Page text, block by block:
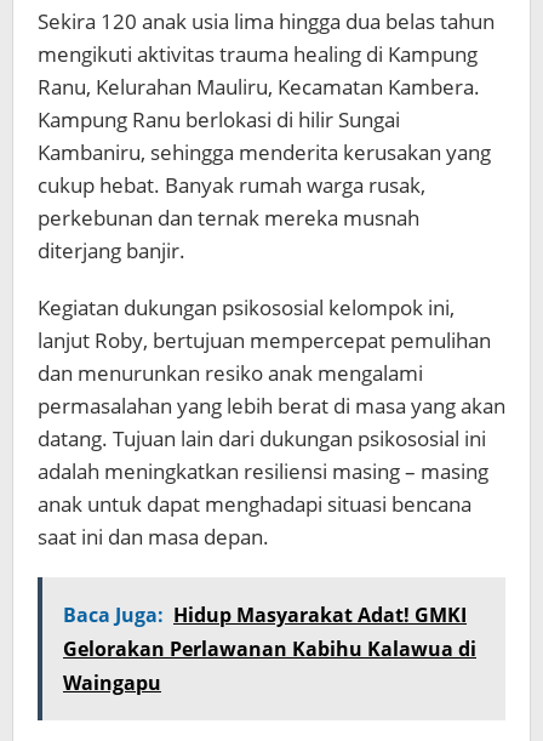
Sekira 120 anak usia lima hingga dua belas tahun
mengikuti aktivitas trauma healing di Kampung
Ranu, Kelurahan Mauliru, Kecamatan Kambera.
Kampung Ranu berlokasi di hilir Sungai
Kambaniru, sehingga menderita kerusakan yang
cukup hebat. Banyak rumah warga rusak,
perkebunan dan ternak mereka musnah
diterjang banjir.
Kegiatan dukungan psikososial kelompok ini,
lanjut Roby, bertujuan mempercepat pemulihan
dan menurunkan resiko anak mengalami
permasalahan yang lebih berat di masa yang akan
datang. Tujuan lain dari dukungan psikososial ini
adalah meningkatkan resiliensi masing – masing
anak untuk dapat menghadapi situasi bencana
saat ini dan masa depan.
Baca Juga: Hidup Masyarakat Adat! GMKI
Gelorakan Perlawanan Kabihu Kalawua di
Waingapu